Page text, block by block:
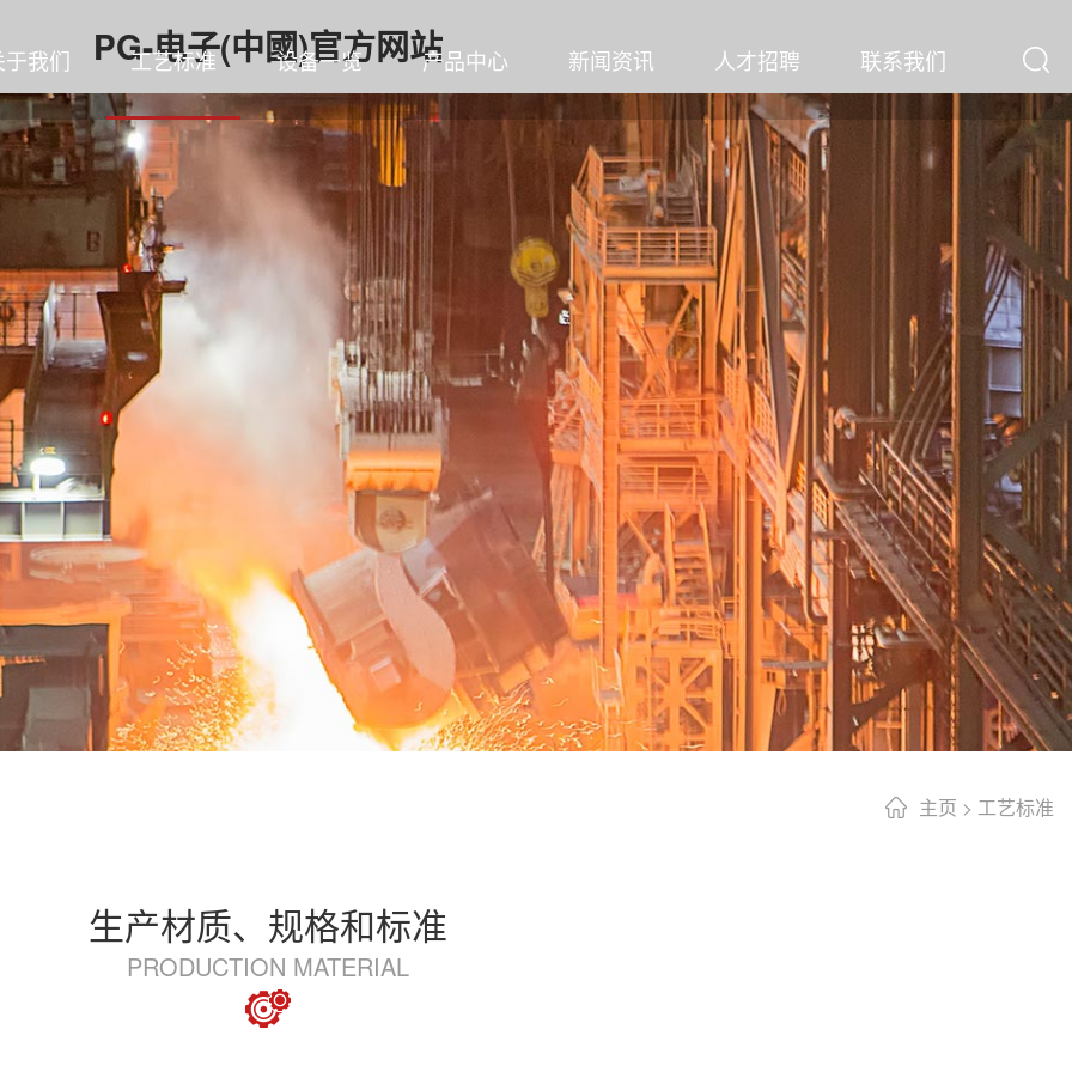
PG-电子(中國)官方网站
于我们 工艺标准 设备一览 产品中心 新闻资讯 人才招聘 联系我们
主页 > 工艺标准
生产材质、规格和标准
PRODUCTION MATERIAL